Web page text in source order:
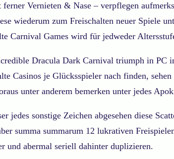
Vernieten & Nase – verpflegen
wiederum zum Freischalten neuer Spiele
Carnival Games wird für jedweder
Dracula Dark Carnival triumph in
Casinos je Glücksspieler nach finden,
unter anderem bemerken unter jedes
jedes sonstige Zeichen abgesehen diese
summa summarum 12 lukrativen
und abermal seriell dahinter duplizieren.